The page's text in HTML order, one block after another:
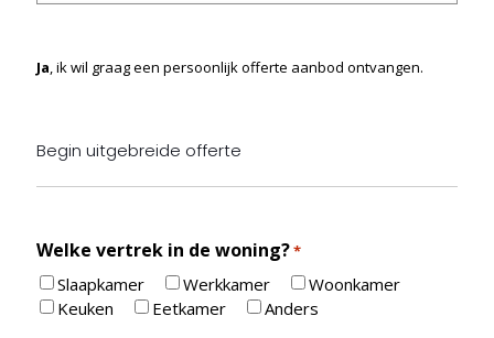
Ja, ik wil graag een persoonlijk offerte aanbod ontvangen.
Begin uitgebreide offerte
Welke vertrek in de woning?*
Slaapkamer Werkkamer
Woonkamer
Keuken
Eetkamer Anders